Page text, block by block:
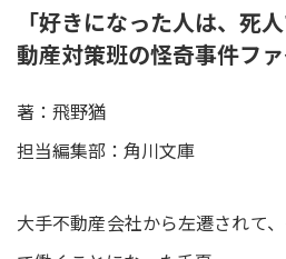
「好きになった人は、
動産対策班の怪奇事件ファ
著：飛野猶
担当編集部：角川文庫
大手不動産会社から左遷されて